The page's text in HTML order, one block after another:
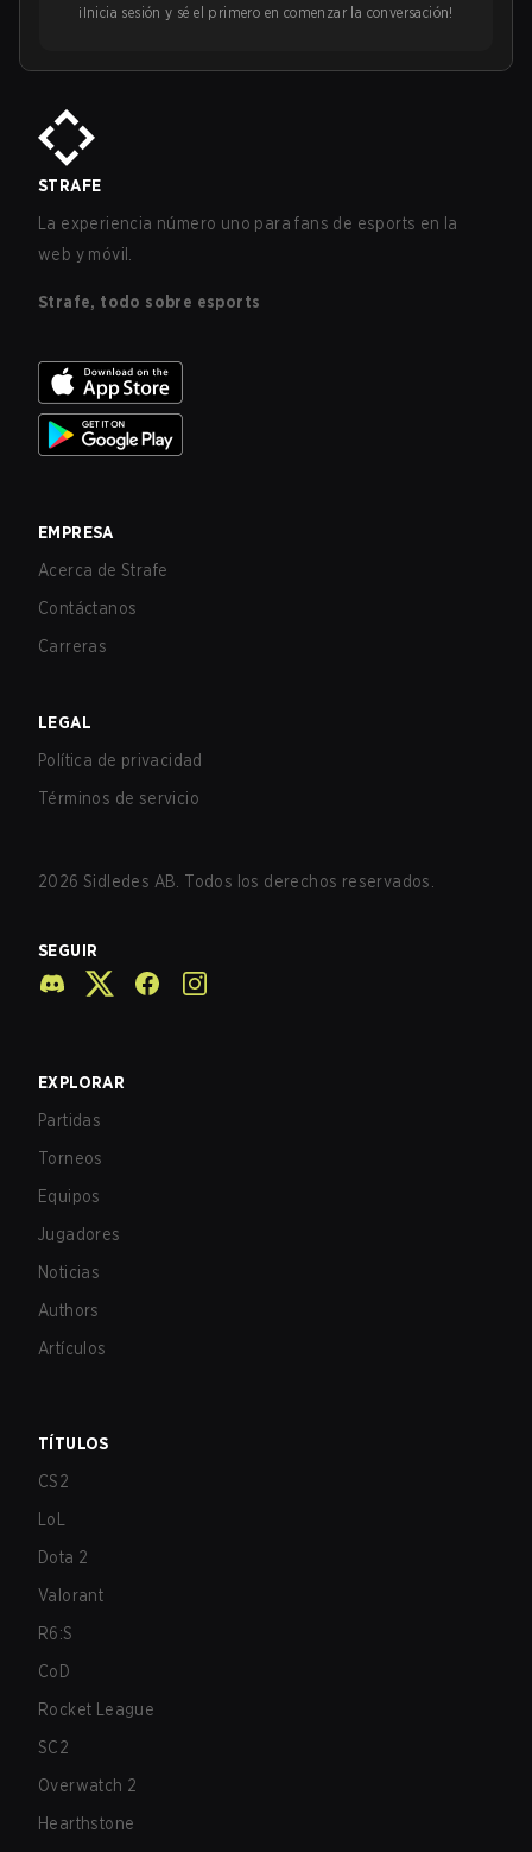
¡Inicia sesión y sé el primero en comenzar la conversación!
STRAFE
La experiencia número uno para fans de esports en la
web y móvil.
Strafe, todo sobre esports
EMPRESA
Acerca de Strafe
Contáctanos
Carreras
LEGAL
Política de privacidad
Términos de servicio
2026 Sidledes AB. Todos los derechos reservados.
SEGUIR
EXPLORAR
Partidas
Torneos
Equipos
Jugadores
Noticias
Authors
Artículos
TÍTULOS
CS2
LoL
Dota 2
Valorant
R6:S
CoD
Rocket League
SC2
Overwatch 2
Hearthstone